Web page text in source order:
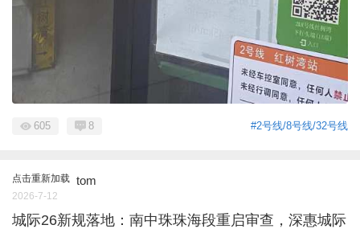
#2号线/8号线/32号线
605 8
点击重新加载 tom
2026-7-12
城际26新规落地：南中珠珠海段重启审查，深惠城际